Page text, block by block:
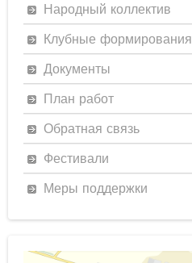
Народный коллектив
Клубные формирования
Документы
План работ
Обратная связь
Фестивали
Меры поддержки